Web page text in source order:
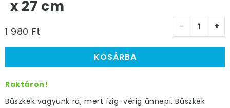
x 27 cm
1 980 Ft - +
KOSÁRBA
Raktáron!
Büszkék vagyunk rá, mert ízig-vérig ünnepi. Büszkék